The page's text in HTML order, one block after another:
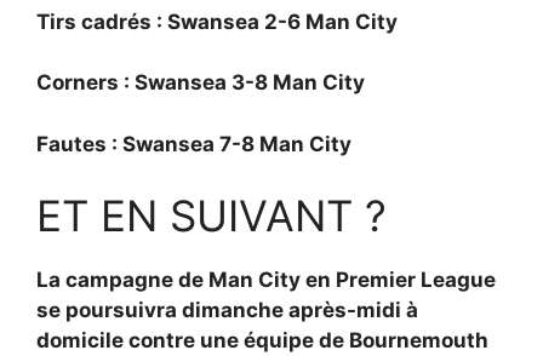
Tirs cadrés : Swansea 2-6 Man City
Corners : Swansea 3-8 Man City
Fautes : Swansea 7-8 Man City
ET EN SUIVANT ?
La campagne de Man City en Premier League
se poursuivra dimanche après-midi à
domicile contre une équipe de Bournemouth